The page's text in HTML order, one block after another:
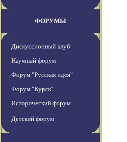
ФОРУМЫ
Дискуссионный клуб
Научный форум
Форум "Русская идея"
Форум "Курск"
Исторический форум
Детский форум